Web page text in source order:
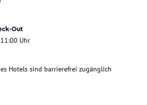
Out
Uhr
Hotels sind barrierefrei zugänglich